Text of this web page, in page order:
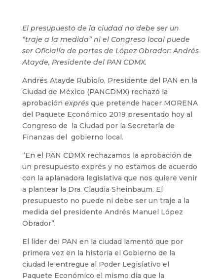
El presupuesto de la ciudad no debe ser un
“traje a la medida” ni el Congreso local puede
ser Oficialía de partes de López Obrador: Andrés
Atayde, Presidente del PAN CDMX.
Andrés Atayde Rubiolo, Presidente del PAN en la
Ciudad de México (PANCDMX) rechazó la
aprobación exprésque pretende hacer MORENA
del Paquete Económico 2019 presentado hoy al
Congreso de la Ciudad por la Secretaría de
Finanzas del gobierno local.
“En el PAN CDMX rechazamos la aprobación de
un presupuesto exprés y no estamos de acuerdo
con la aplanadora legislativa que nos quiere venir
a plantear la Dra. Claudia Sheinbaum. El
presupuesto no puede ni debe ser un traje a la
medida del presidente Andrés Manuel López
Obrador”.
El líder del PAN en la ciudad lamentó que por
primera vez en la historia el Gobierno de la
ciudad le entregue al Poder Legislativo el
Paquete Económico el mismo día que la